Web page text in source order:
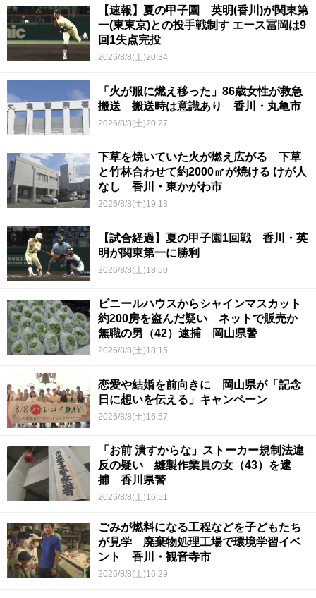
【速報】夏の甲子園 英明(香川)が関東第
一(東東京)との投手戦制す エース冨岡は9
回1失点完投
2026/8/8(土)20:34
「火が服に燃え移った」86歳女性が救急
搬送 搬送時は意識あり 香川・丸亀市
2026/8/8(土)20:27
下草を焼いていた火が燃え広がる 下草
と竹林合わせて約2000㎡が焼ける けが人
なし 香川・東かがわ市
2026/8/8(土)19:13
【試合経過】夏の甲子園1回戦 香川・英
明が関東第一に勝利
2026/8/8(土)18:50
ビニールハウスからシャインマスカット
約200房を盗んだ疑い ネットで販売か
無職の男（42）逮捕 岡山県警
2026/8/8(土)18:15
恋愛や結婚を前向きに 岡山県が「記念
日に想いを伝える」キャンペーン
2026/8/8(土)16:57
「お前 潰すからな」ストーカー規制法違
反の疑い 縫製作業員の女（43）を逮
捕 香川県警
2026/8/8(土)16:51
ごみが燃料になる工程などを子どもたち
が見学 廃棄物処理工場で環境学習イベ
ント 香川・観音寺市
2026/8/8(土)16:29